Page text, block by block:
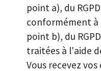
point a), du
conformément à
point b), du
traitées à l'aide
Vous recevez